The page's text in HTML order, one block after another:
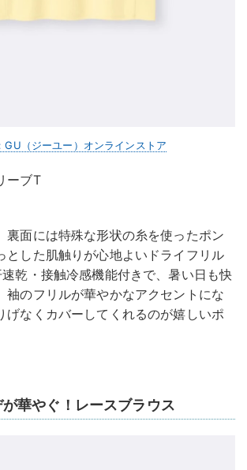
GU（ジーユー）オンラインストア
ーブT
裏面には特殊な形状の糸を使ったポン
とした肌触りが心地よいドライフリル
乾・接触冷感機能付きで、暑い日も快
袖のフリルが華やかなアクセントにな
げなくカバーしてくれるのが嬉しいポ
華やぐ！レースブラウス